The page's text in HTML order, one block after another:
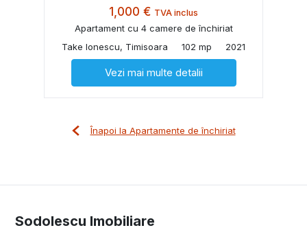
1,000 € TVA inclus
Apartament cu 4 camere de închiriat
Take Ionescu, Timisoara
102 mp 2021
Vezi mai multe detalii
Înapoi la Apartamente de închiriat
Sodolescu Imobiliare